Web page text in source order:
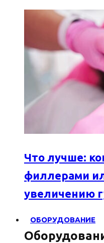
Что лучше:
филлерами
увеличению
ОБОРУДОВАНИЕ